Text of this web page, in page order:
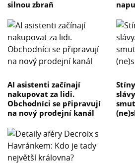
silnou zbraň
AI asistenti začínají
nakupovat za lidi.
Obchodníci se připravují
na nový prodejní kanál